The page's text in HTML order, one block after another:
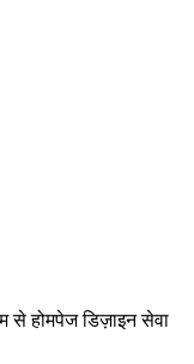
से होमपेज डिज़ाइन सेवा